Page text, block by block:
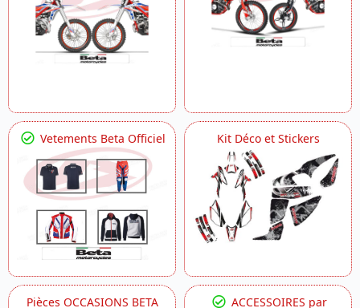
Vetements Beta Officiel Kit Déco et Stickers
Pièces OCCASIONS BETA
ACCESSOIRES par